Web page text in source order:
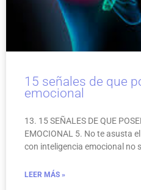
15 señales de que
emocional
13. 15 SEÑALES DE QUE
EMOCIONAL 5. No te asusta
con inteligencia emocional no
LEER MÁS »